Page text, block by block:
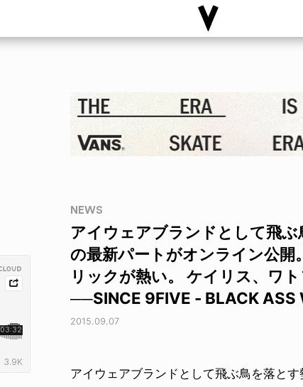
NEWS
アイウェアブランドとして飛
の最新パートがオンライン公開
リックが熱い。 ケイリス、ワ
──SINCE 9FIVE - BLACK ASS
2015.09.07
アイウェアブランドとして飛ぶ鳥を落と